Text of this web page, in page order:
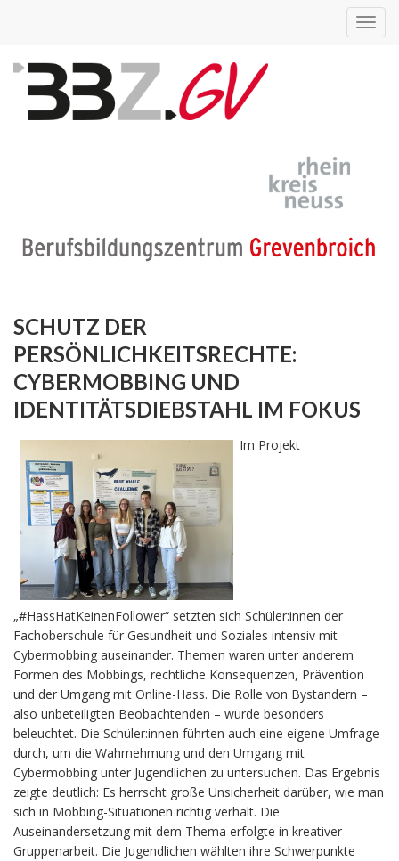
SCHUTZ DER
PERSÖNLICHKEITSRECHTE:
CYBERMOBBING UND
IDENTITÄTSDIEBSTAHL IM FOKUS
Im Projekt
„#HassHatKeinenFollower“ setzten sich Schüler:innen der
Fachoberschule für Gesundheit und Soziales intensiv mit
Cybermobbing auseinander. Themen waren unter anderem
Formen des Mobbings, rechtliche Konsequenzen, Prävention
und der Umgang mit Online-Hass. Die Rolle von Bystandern –
also unbeteiligten Beobachtenden – wurde besonders
beleuchtet. Die Schüler:innen führten auch eine eigene Umfrage
durch, um die Wahrnehmung und den Umgang mit
Cybermobbing unter Jugendlichen zu untersuchen. Das Ergebnis
zeigte deutlich: Es herrscht große Unsicherheit darüber, wie man
sich in Mobbing-Situationen richtig verhält. Die
Auseinandersetzung mit dem Thema erfolgte in kreativer
Gruppenarbeit. Die Jugendlichen wählten ihre Schwerpunkte